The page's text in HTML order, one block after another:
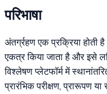
परिभाषा
अंतर्ग्रहण एक प्रक्रिया होती
एकत्र किया जाता है और इसे
विश्लेषण प्लेटफॉर्म में
प्रारंभिक परीक्षण, प्रारूपण